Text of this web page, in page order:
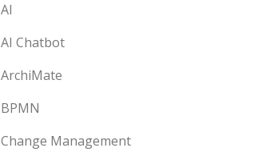
AI
AI Chatbot
ArchiMate
BPMN
Change Management